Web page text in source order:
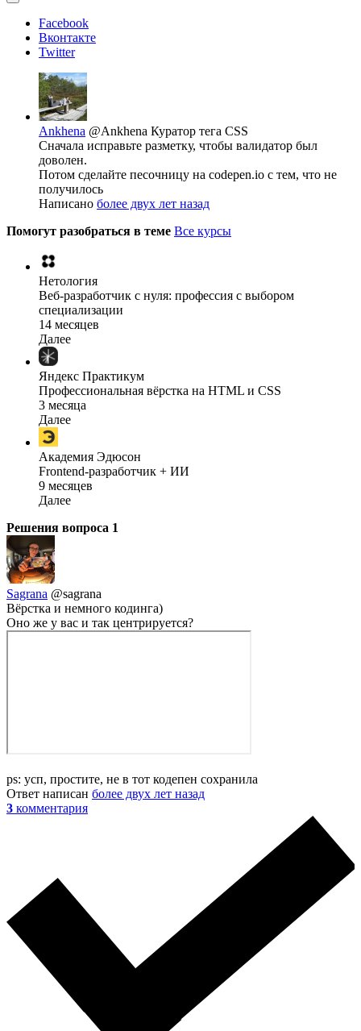
Facebook
Вконтакте
Twitter
Ankhena @Ankhena Куратор тега CSS
Сначала исправьте разметку, чтобы валидатор был
доволен.
Потом сделайте песочницу на codepen.io с тем, что не
получилось
Написано более двух лет назад
Помогут разобраться в теме Все курсы
Нетология
Веб-разработчик с нуля: профессия с выбором
специализации
14 месяцев
Далее
Яндекс Практикум
Профессиональная вёрстка на HTML и CSS
3 месяца
Далее
Академия Эдюсон
Frontend-разработчик + ИИ
9 месяцев
Далее
Решения вопроса 1
Sagrana @sagrana
Вёрстка и немного кодинга)
Оно же у вас и так центрируется?
ps: усп, простите, не в тот кодепен сохранила
Ответ написан более двух лет назад
3 комментария